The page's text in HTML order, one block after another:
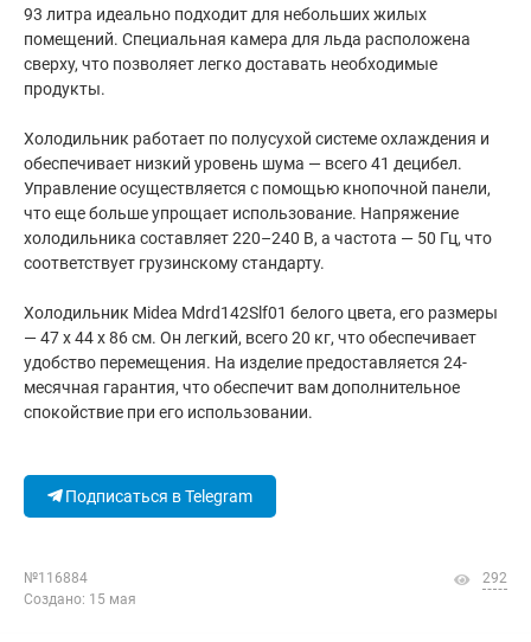
93 литра идеально подходит для небольших жилых
помещений. Специальная камера для льда расположена
сверху, что позволяет легко доставать необходимые
продукты.
Холодильник работает по полусухой системе охлаждения и
обеспечивает низкий уровень шума — всего 41 децибел.
Управление осуществляется с помощью кнопочной панели,
что еще больше упрощает использование. Напряжение
холодильника составляет 220–240 В, а частота — 50 Гц, что
соответствует грузинскому стандарту.
Холодильник Midea Mdrd142Slf01 белого цвета, его размеры
— 47 x 44 x 86 см. Он легкий, всего 20 кг, что обеспечивает
удобство перемещения. На изделие предоставляется 24-
месячная гарантия, что обеспечит вам дополнительное
спокойствие при его использовании.
Подписаться в Telegram
№116884
Создано: 15 мая
292